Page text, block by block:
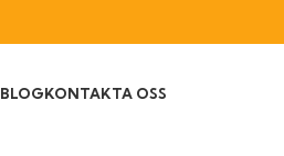
BLOGKONTAKTA OSS